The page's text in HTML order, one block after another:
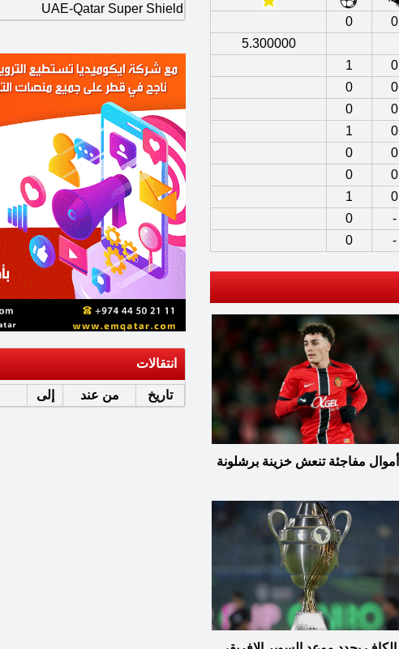
0
0
5.300000
0
1
0
0
0
0
0
1
0
0
0
0
0
1
-
0
-
0
أموال مفاجئة تنعش خزينة برشلونة
UAE-Qatar Super Shield
انتقالات
تاريخ من عند إلى